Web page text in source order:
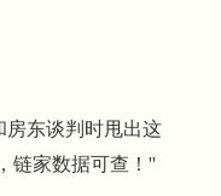
房东谈判时甩出这
链家数据可查！"